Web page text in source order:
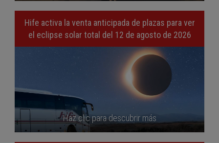
Hife activa la venta anticipada de plazas para ver
el eclipse solar total del 12 de agosto de 2026
Haz clic para descubrir más